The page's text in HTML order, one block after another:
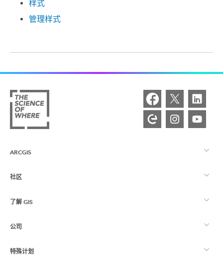
样式
管理样式
ARCGIS
ArcGIS 概览
制图
社区
Esri 社区
ArcGIS 博客
了解 GIS
什么是 GIS？
位置智能
公司
关于 Esri
特殊计划